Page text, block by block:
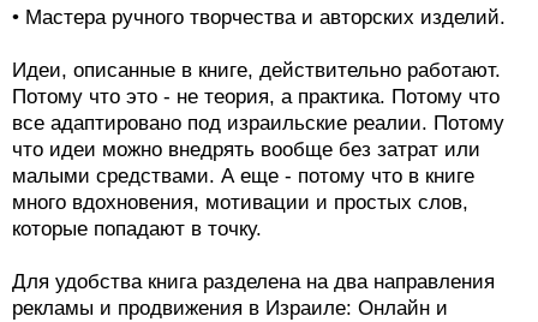
• Мастера ручного творчества и авторских изделий.
Идеи, описанные в книге, действительно работают.
Потому что это - не теория, а практика. Потому что
все адаптировано под израильские реалии. Потому
что идеи можно внедрять вообще без затрат или
малыми средствами. А еще - потому что в книге
много вдохновения, мотивации и простых слов,
которые попадают в точку.
Для удобства книга разделена на два направления
рекламы и продвижения в Израиле: Онлайн и